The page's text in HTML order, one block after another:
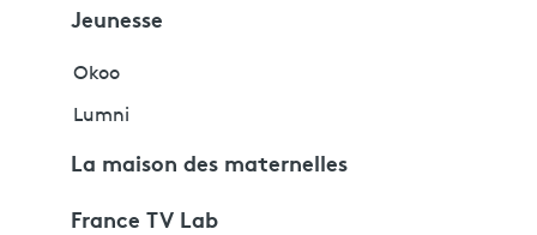
Jeunesse
Okoo
Lumni
La maison des maternelles
France TV Lab